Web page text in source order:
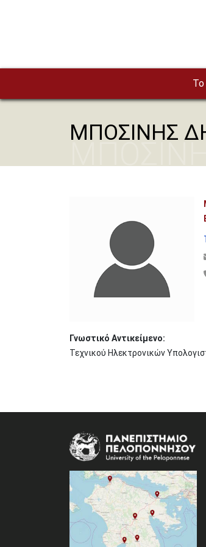
ΜΠΟΣΙΝΗΣ
Γνωστικό Αντικείμενο:
Τεχνικού Ηλεκτρονικών
Image